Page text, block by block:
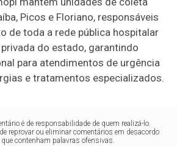
Picos e Floriano, responsáveis
de toda a rede pública hospitalar
do estado, garantindo
para atendimentos de urgência
e tratamentos especializados.
é de responsabilidade de quem realizá-lo.
reprovar ou eliminar comentários em desacordo
contenham palavras ofensivas.